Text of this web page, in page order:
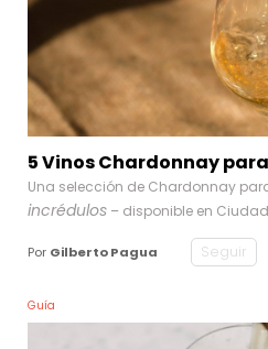
5 Vinos Chardonnay
Una selección de Chardonnay
incrédulos – disponible en
Por Gilberto Pagua Seguir
Guía